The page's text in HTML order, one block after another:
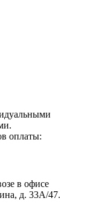
оплаты:
в офисе
д. 33А/47.